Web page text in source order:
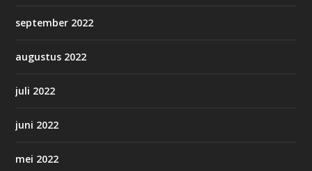
september 2022
augustus 2022
juli 2022
juni 2022
mei 2022